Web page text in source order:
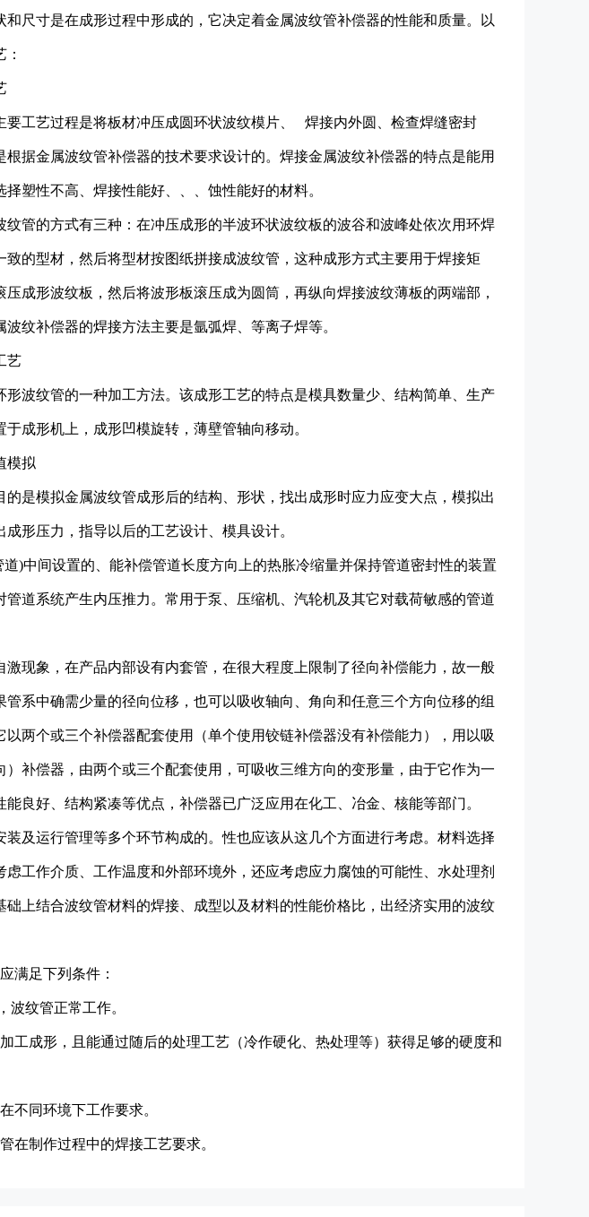
尺寸是在成形过程中形成的，它决定着金属波纹管补偿器的性能和质量。以
工艺过程是将板材冲压成圆环状波纹模片、 焊接内外圆、检查焊缝密封
据金属波纹管补偿器的技术要求设计的。焊接金属波纹补偿器的特点是能用
塑性不高、焊接性能好、、、蚀性能好的材料。
的方式有三种：在冲压成形的半波环状波纹板的波谷和波峰处依次用环焊
的型材，然后将型材按图纸拼接成波纹管，这种成形方式主要用于焊接矩
成形波纹板，然后将波形板滚压成为圆筒，再纵向焊接波纹薄板的两端部，
纹补偿器的焊接方法主要是氩弧焊、等离子焊等。
艺
纹管的一种加工方法。该成形工艺的特点是模具数量少、结构简单、生产
成形机上，成形凹模旋转，薄壁管轴向移动。
模拟
模拟金属波纹管成形后的结构、形状，找出成形时应力应变大点，模拟出
形压力，指导以后的工艺设计、模具设计。
)中间设置的、能补偿管道长度方向上的热胀冷缩量并保持管道密封性的装置
道系统产生内压推力。常用于泵、压缩机、汽轮机及其它对载荷敏感的管道
象，在产品内部设有内套管，在很大程度上限制了径向补偿能力，故一般
系中确需少量的径向位移，也可以吸收轴向、角向和任意三个方向位移的组
两个或三个补偿器配套使用（单个使用铰链补偿器没有补偿能力），用以吸
补偿器，由两个或三个配套使用，可吸收三维方向的变形量，由于它作为一
良好、结构紧凑等优点，补偿器已广泛应用在化工、冶金、核能等部门。
运行管理等多个环节构成的。性也应该从这几个方面进行考虑。材料选择
工作介质、工作温度和外部环境外，还应考虑应力腐蚀的可能性、水处理剂
上结合波纹管材料的焊接、成型以及材料的性能价格比，出经济实用的波纹
满足下列条件：
纹管正常工作。
工成形，且能通过随后的处理工艺（冷作硬化、热处理等）获得足够的硬度和
不同环境下工作要求。
在制作过程中的焊接工艺要求。